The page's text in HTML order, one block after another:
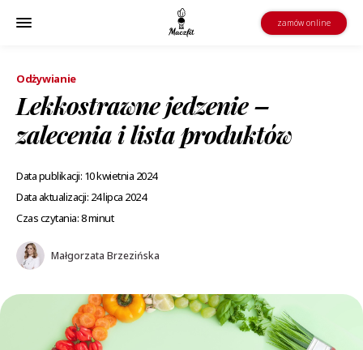
zamów online
Odżywianie
Lekkostrawne jedzenie –
zalecenia i lista produktów
Data publikacji: 10 kwietnia 2024
Data aktualizacji: 24 lipca 2024
Czas czytania: 8 minut
Małgorzata Brzezińska